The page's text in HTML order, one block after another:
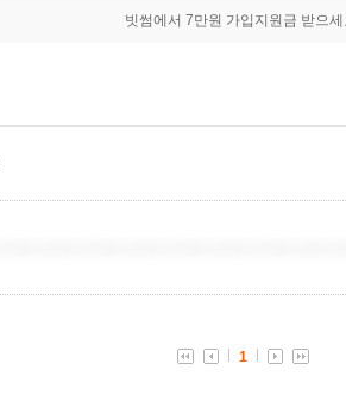
빗썸에서 7만원 가입지원금 받으세